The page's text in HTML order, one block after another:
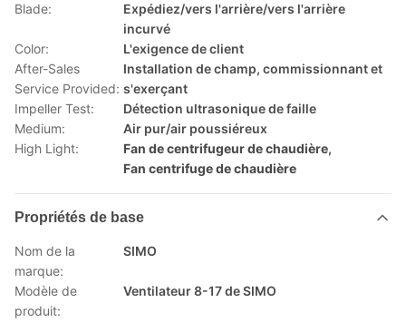
Blade:
Expédiez/vers l'arrière/vers l'arrière
incurvé
Color:
L'exigence de client
After-Sales
Service Provided:
Installation de champ, commissionnant et
s'exerçant
Impeller Test:
Détection ultrasonique de faille
Medium:
Air pur/air poussiéreux
High Light:
Fan de centrifugeur de chaudière,
Fan centrifuge de chaudière
Propriétés de base
Nom de la
marque:
SIMO
Modèle de
produit:
Ventilateur 8-17 de SIMO